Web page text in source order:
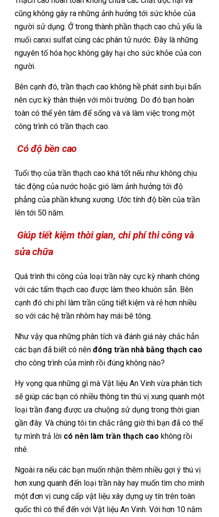
cũng không gây ra những ảnh hưởng tới sức khỏe của
người sử dụng. Ở trong thành phần thạch cao chủ yếu là
muối canxi sulfat cùng các phân tử nước. Đây là những
nguyên tố hóa học không gây hại cho sức khỏe của con
người.
Bên cạnh đó, trần thạch cao không hề phát sinh bụi bẩn
nên cực kỳ thân thiện với môi trường. Do đó bạn hoàn
toàn có thể yên tâm để sống và và làm việc trong một
công trình có trần thạch cao.
Có độ bền cao
Tuổi thọ của trần thạch cao khá tốt nếu như không chịu
tác động của nước hoặc gió làm ảnh hưởng tới độ
phẳng của phần khung xương. Ước tính độ bền của trần
lên tới 50 năm.
Giúp tiết kiệm thời gian, chi phí thi công và
sửa chữa
Quá trình thi công của loại trần này cực kỳ nhanh chóng
với các tấm thạch cao được làm theo khuôn sẵn. Bên
cạnh đó chi phí làm trần cũng tiết kiệm và rẻ hơn nhiều
so với các hệ trần nhôm hay mái bê tông.
Như vậy qua những phân tích và đánh giá này chắc hẳn
các bạn đã biết có nên đóng trần nhà bằng thạch cao
cho công trình của mình rồi đúng không nào?
Hy vọng qua những gì mà Vật liệu An Vinh vừa phân tích
sẽ giúp các bạn có nhiều thông tin thú vị xung quanh một
loại trần đang được ưa chuộng sử dụng trong thời gian
gần đây. Và chúng tôi tin chắc rằng giờ thì bạn đã có thể
tự mình trả lời có nên làm trần thạch cao không rồi
nhé.
Ngoài ra nếu các bạn muốn nhận thêm nhiều gợi ý thú vị
hơn xung quanh đến loại trần này hay muốn tìm cho mình
một đơn vị cung cấp vật liệu xây dựng uy tín trên toàn
quốc thì có thể đến với Vật liệu An Vinh. Với hơn 10 năm